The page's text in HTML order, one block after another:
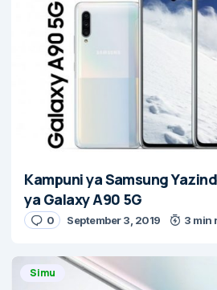
Kampuni ya Samsung
ya Galaxy A90 5G
0 September 3, 2019 3 min
Simu